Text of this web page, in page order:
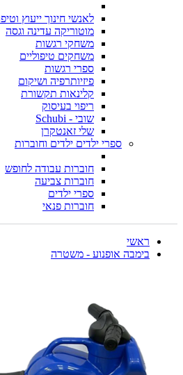
לאנשי חינוך ייעוץ
מוטוריקה עדינה וגסה
משחקי רגשות
משחקים טיפוליים
ספרי רגשות
פיזיותרפיה ושיקום
קלינאות תקשורת
ריפוי בעיסוק
שובי - Schubi
שלי זאנטקרן
ספרי ילדים ילדים וחוברות
חוברות עבודה לחופש
חוברות צביעה
ספרי ילדים
חוברות פנאי
ראשי
בימבה אופנוע - משטרה